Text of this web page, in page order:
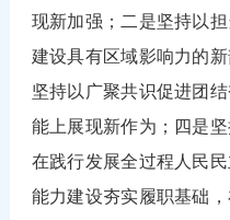
现新加强；二是坚持以
建设具有区域影响力的
坚持以广聚共识促进团
能上展现新作为；四是
在践行发展全过程人民
能力建设夯实履职基础